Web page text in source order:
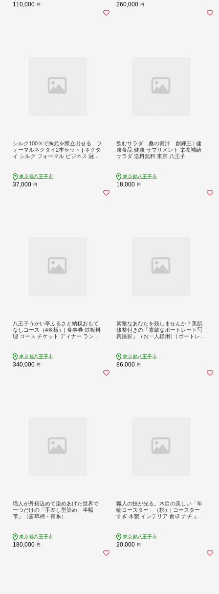
110,000 円 260,000 円
シルク100％で胸元を際立出せる フ
ォーマルネクタイ2本セット | ネクタ
イ シルク フォーマル ビジネス 冠婚
東京都八王子市
37,000 円
飲むサラダ 桑の青汁 創輝王 | 健
康食品 健康 サプリメント 栄養補給
サラダ 送料無料 東京 八王子
東京都八王子市
18,000 円
八王子うかい亭ふるさと納税おもて
なしコース（4名様）| 食事券 鉄板料
理 コース チケット ディナー ランチ
東京都八王子市
340,000 円
素敵なあなたを残しませんか？美肌
修整付きの「素敵なポートレート写
真撮影」（お一人様用）| ポートレー
東京都八王子市
86,000 円
職人が丹精込めて染めあげた世界で
一つだけの「手差し型染め 半幅
帯」（唐草柄・青系）
東京都八王子市
180,000 円
職人の技が光る。木目の美しい「年
輪コースター」（杉）| コースター
すぎ 木製 インテリア 食卓 ナチュラ
東京都八王子市
20,000 円